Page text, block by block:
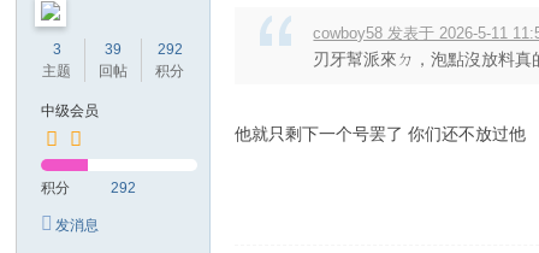
3
主题
39
回帖
292
积分
中级会员
积分 292
发消息
cowboy58 发表于 2026-5-11
刃牙幫派來ㄉ，泡點沒放料真
他就只剩下一个号罢了 你们还不放过他